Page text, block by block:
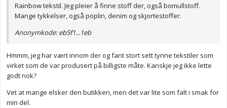
Rainbow tekstil. Jeg pleier å finne stoff der, også bomullstoff.
Mange tykkelser, også poplin, denim og skjortestoffer.
Anonymkode: eb5f1...1eb
Hmmm, jeg har vært innom der og fant stort sett tynne tekstiler som
virket som de var produsert på billigste måte. Kanskje jeg ikke lette
godt nok?
Vet at mange elsker den butikken, men det var lite som falt i smak for
min del.